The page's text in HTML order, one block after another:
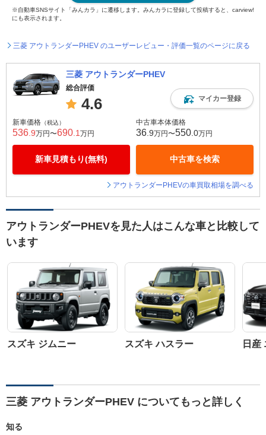
※自動車SNSサイト「みんカラ」に遷移します。みんカラに登録して投稿すると、carview!
にも表示されます。
三菱 アウトランダーPHEV のユーザーレビュー・評価一覧のページに戻る
三菱 アウトランダーPHEV
総合評価
4.6 マイカー登録
新車価格 （税込）
536 .9万円〜690 .1 万円
新車見積もり(無料)
中古車本体価格
36 .9万円〜550 .0万円
中古車を検索
アウトランダーPHEVの車買取相場を調べる
アウトランダーPHEVを見た人はこんな車と比較して
います
スズキ ジムニー スズキ ハスラー 日産
三菱 アウトランダーPHEV についてもっと詳しく
知る